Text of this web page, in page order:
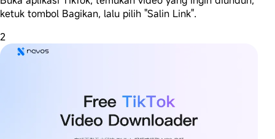
ketuk tombol Bagikan, lalu pilih "Salin Link".
2